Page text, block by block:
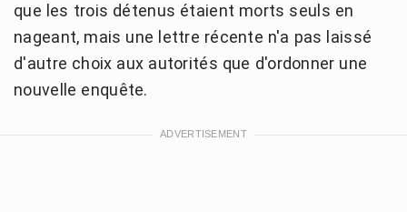
que les trois détenus étaient morts seuls en
nageant, mais une lettre récente n'a pas laissé
d'autre choix aux autorités que d'ordonner une
nouvelle enquête.